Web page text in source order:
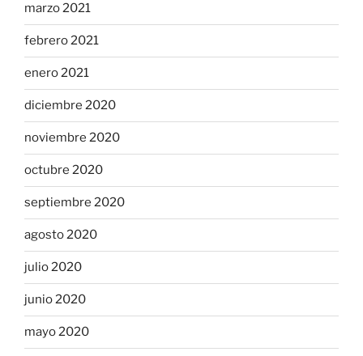
marzo 2021
febrero 2021
enero 2021
diciembre 2020
noviembre 2020
octubre 2020
septiembre 2020
agosto 2020
julio 2020
junio 2020
mayo 2020